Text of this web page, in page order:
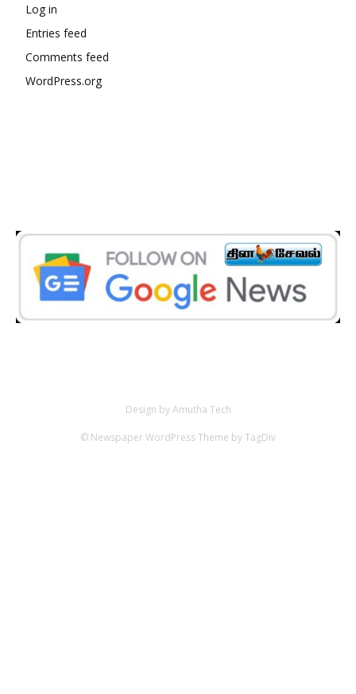
Log in
Entries feed
Comments feed
WordPress.org
Design by Amutha Tech
© Newspaper WordPress Theme by TagDiv